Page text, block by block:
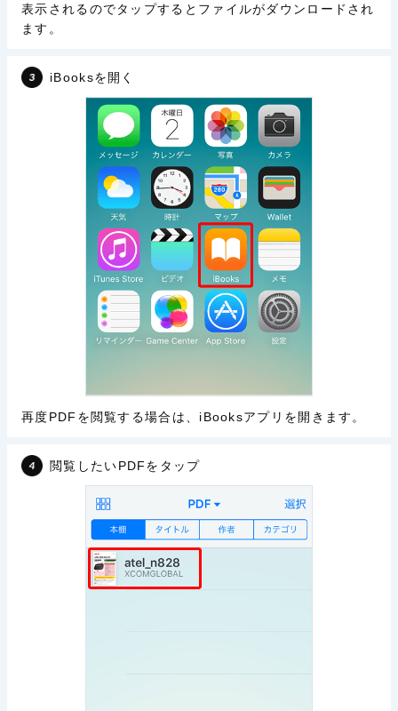
表示されるのでタップするとファイルがダウンロードされ
ます。
iBooksを開く
再度PDFを閲覧する場合は、iBooksアプリを開きます。
閲覧したいPDFをタップ